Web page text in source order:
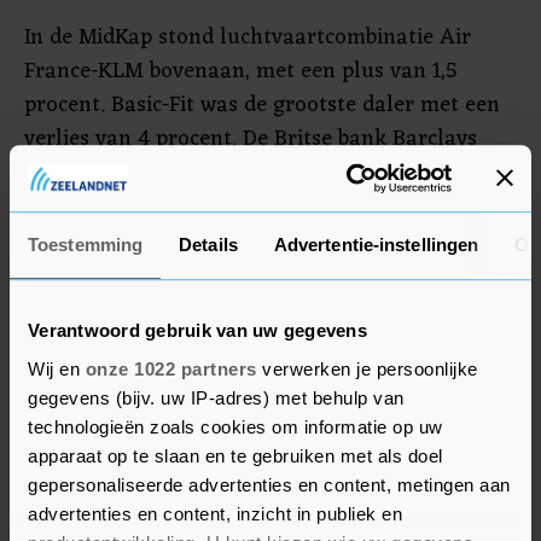
Toestemming Details Advertentie-instellingen
Verantwoord gebruik van uw gegevens
Wij en onze 1022 partners verwerken je persoonlijke
gegevens (bijv. uw IP-adres) met behulp van
technologieën zoals cookies om informatie op uw
apparaat op te slaan en te gebruiken met als doel
gepersonaliseerde advertenties en content, metingen aan
advertenties en content, inzicht in publiek en
In de MidKap stond luchtvaartcombinatie Air
France-KLM bovenaan, met een plus van 1,5
procent. Basic-Fit was de grootste daler met een
verlies van 4 procent. De Britse bank Barclays
verlaagde het beleggingsadvies voor de
fitnessketen.
DHL
Speciaalchemiebedrijf Corbion kondigde aan
Peter Kazius voor te dragen als nieuw financieel
topman. Hij volgt Eddy van Rhede van der Kloot
op, die in 2014 werd benoemd tot financieel
directeur. Het aandeel won 0,2 procent.
In Frankfurt zakte DHL Group 4 procent. De